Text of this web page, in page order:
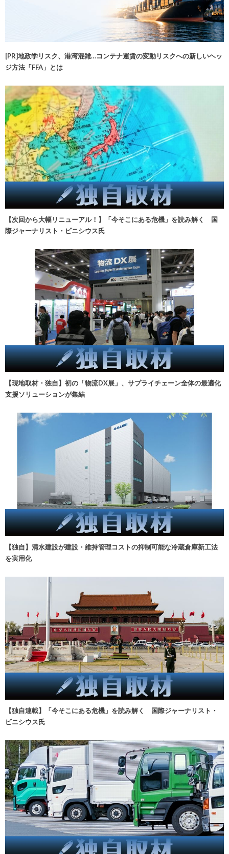
[PR]地政学リスク、港湾混雑…コンテナ運賃の変動リスクへの新しいヘッ
ジ方法「FFA」とは
【次回から大幅リニューアル！】「今そこにある危機」を読み解く 国
際ジャーナリスト・ビニシウス氏
【現地取材・独自】初の「物流DX展」、サプライチェーン全体の最適化
支援ソリューションが集結
【独自】清水建設が建設・維持管理コストの抑制可能な冷蔵倉庫新工法
を実用化
【独自連載】「今そこにある危機」を読み解く 国際ジャーナリスト・
ビニシウス氏